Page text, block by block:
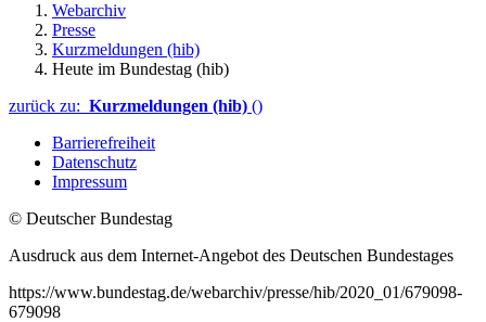
Webarchiv
Presse
Kurzmeldungen (hib)
Heute im Bundestag (hib)
zurück zu: Kurzmeldungen (hib) ()
Barrierefreiheit
Datenschutz
Impressum
© Deutscher Bundestag
Ausdruck aus dem Internet-Angebot des Deutschen Bundestages
https://www.bundestag.de/webarchiv/presse/hib/2020_01/679098-
679098